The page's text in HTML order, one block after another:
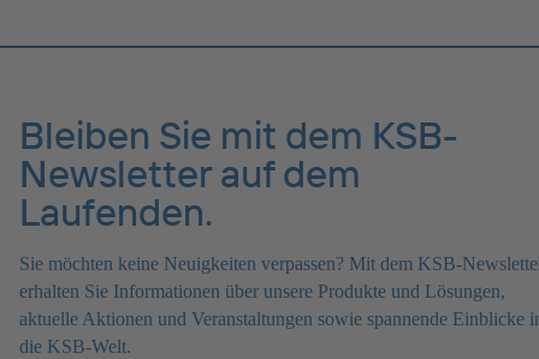
Bleiben Sie mit dem KSB-
Newsletter auf dem
Laufenden.
Sie möchten keine Neuigkeiten verpassen? Mit dem KSB-
erhalten Sie Informationen über unsere Produkte und Lösungen,
aktuelle Aktionen und Veranstaltungen sowie spannende Einblicke
die KSB-Welt.